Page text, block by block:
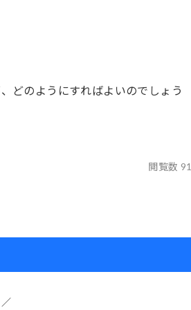
どのようにすればよいのでしょう
閲覧数